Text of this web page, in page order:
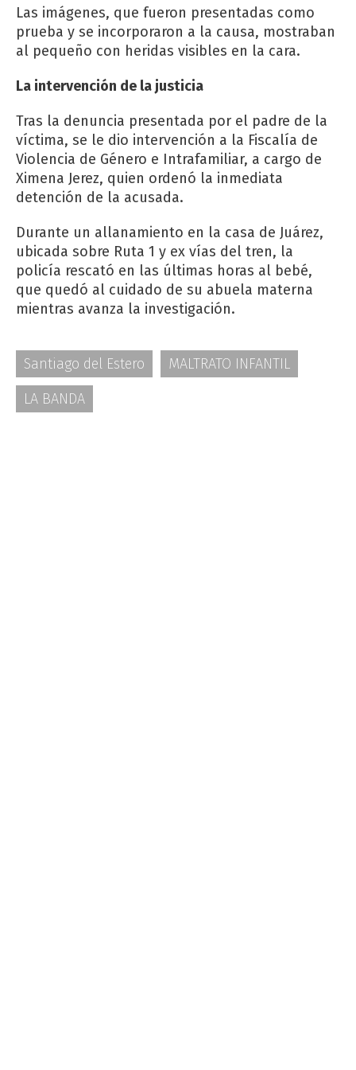
Las imágenes, que fueron presentadas como
prueba y se incorporaron a la causa, mostraban
al pequeño con heridas visibles en la cara.
La intervención de la justicia
Tras la denuncia presentada por el padre de la
víctima, se le dio intervención a la Fiscalía de
Violencia de Género e Intrafamiliar, a cargo de
Ximena Jerez, quien ordenó la inmediata
detención de la acusada.
Durante un allanamiento en la casa de Juárez,
ubicada sobre Ruta 1 y ex vías del tren, la
policía rescató en las últimas horas al bebé,
que quedó al cuidado de su abuela materna
mientras avanza la investigación.
Santiago del Estero
MALTRATO INFANTIL
LA BANDA